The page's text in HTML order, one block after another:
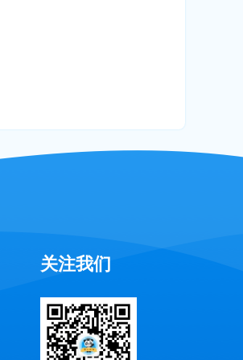
关注我们